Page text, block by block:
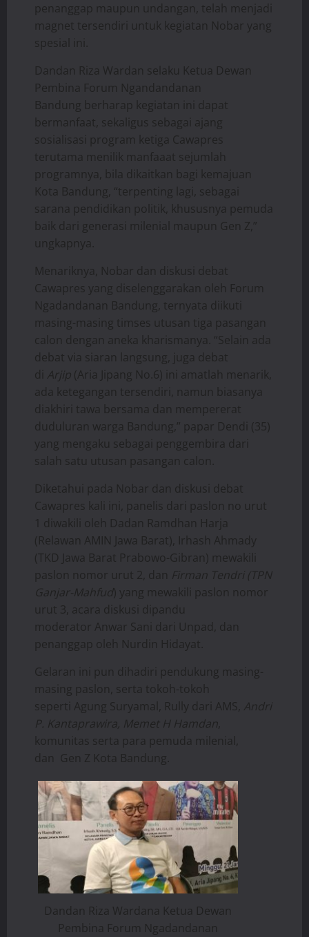
penanggap maupun undangan, telah menjadi
magnet tersendiri untuk kegiatan Nobar yang
spesial ini.
Dandan Riza Wardan selaku Ketua Dewan
Pembina Forum Ngandandanan
Bandung berharap kegiatan ini dapat
bermanfaat, sekaligus sebagai ajang
sosialisasi program ketiga Cawapres
terutama menilik manfaaat sejumlah
programnya, bila dikaitkan bagi kemajuan
Kota Bandung, “terpenting lagi, sebagai
sarana pendidikan politik, khususnya pemuda
baik dari generasi milenial maupun Gen Z,”
ungkapnya.
Menariknya, Nobar dan diskusi debat
Cawapres yang diselenggarakan oleh Forum
Ngadandanan Bandung, ternyata diikuti
masing-masing timses utusan tiga pasangan
calon dengan aneka kharismanya. “Selain ada
debat via siaran langsung, juga debat
di Arjip (Aria Jipang No.6) ini amatlah menarik,
ada ketegangan tersendiri, namun biasanya
diakhiri tawa bersama dan mempererat
duduluran warga Bandung,” papar Dendi (35)
yang mengaku sebagai penggembira dari
salah satu utusan pasangan calon.
Diketahui pada Nobar dan diskusi debat
Cawapres kali ini, panelis dari paslon no urut
1 diwakili oleh Dadan Ramdhan Harja
(Relawan AMIN Jawa Barat), Irhash Ahmady
(TKD Jawa Barat Prabowo-Gibran) mewakili
paslon nomor urut 2, dan Firman Tendri (TPN
Ganjar-Mahfud) yang mewakili paslon nomor
urut 3, acara diskusi dipandu
moderator Anwar Sani dari Unpad, dan
penanggap oleh Nurdin Hidayat.
Gelaran ini pun dihadiri pendukung masing-
masing paslon, serta tokoh-tokoh
seperti Agung Suryamal, Rully dari AMS, Andri
P. Kantaprawira, Memet H Hamdan
komunitas serta para pemuda milenial,
dan Gen Z Kota Bandung.
Dandan Riza Wardana Ketua Dewan
Pembina Forum Ngadandanan